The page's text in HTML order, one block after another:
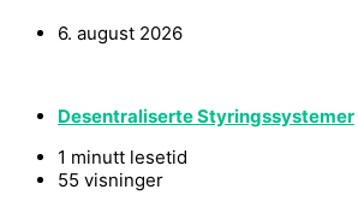
6. august 2026
Desentraliserte Styringssystemer
1 minutt lesetid
55 visninger